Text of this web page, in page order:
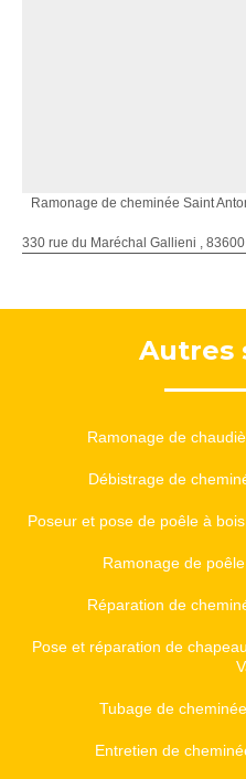
Ramonage de cheminée Saint
330 rue du Maréchal Gallieni ,
Autres
Ramonage de
Débistrage de
Poseur et pose de poêle à
Ramonage de
Réparation de
Pose et réparation de
Tubage de
Entretien de